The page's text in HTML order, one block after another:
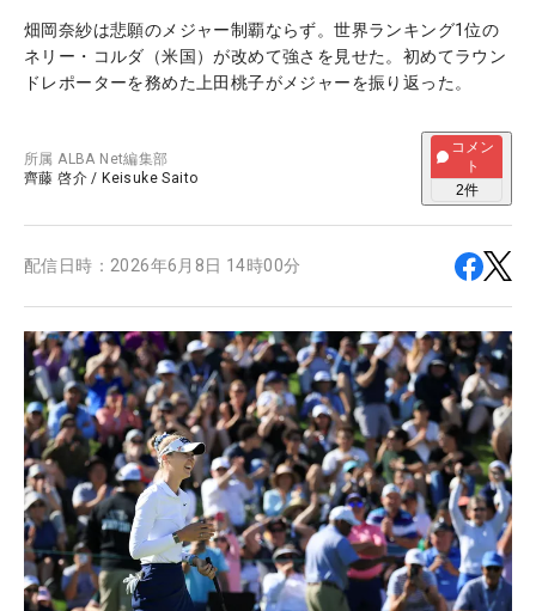
畑岡奈紗は悲願のメジャー制覇ならず。世界ランキング1位の
ネリー・コルダ（米国）が改めて強さを見せた。初めてラウン
ドレポーターを務めた上田桃子がメジャーを振り返った。
所属ALBA Net編集部
齊藤 啓介 / Keisuke Saito
コメン
ト
2件
配信日時： 2026年6月8日 14時00分